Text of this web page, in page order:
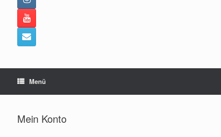
Menü
Mein Konto